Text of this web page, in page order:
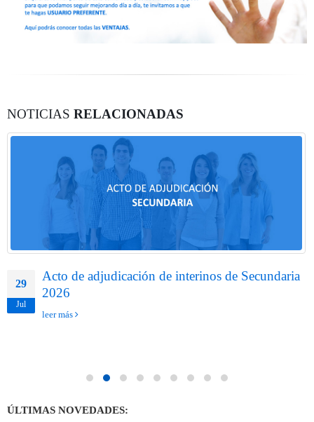
NOTICIAS RELACIONADAS
29
Jul
Acto de adjudicación de interinos de Secundaria
2026
leer más
ÚLTIMAS NOVEDADES: